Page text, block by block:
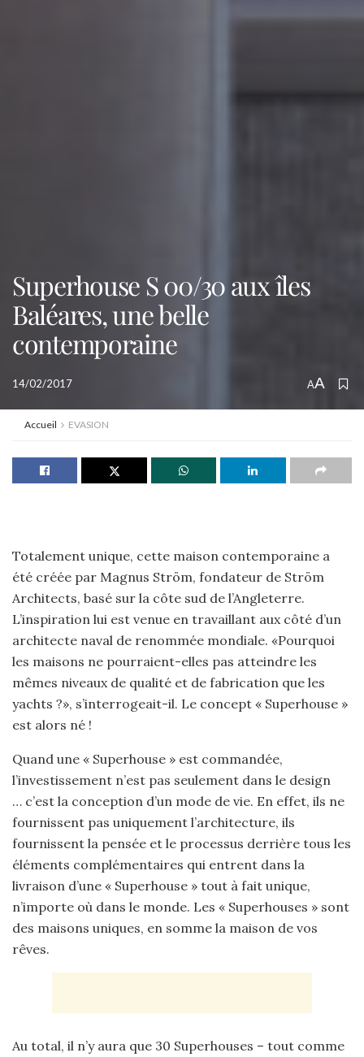
Superhouse S 00/30 aux îles
Baléares, une belle
contemporaine
14/02/2017 AA
Accueil EVASION
Totalement unique, cette maison contemporaine a
été créée par Magnus Ström, fondateur de Ström
Architects, basé sur la côte sud de l’Angleterre.
L’inspiration lui est venue en travaillant aux côté d’un
architecte naval de renommée mondiale. «Pourquoi
les maisons ne pourraient-elles pas atteindre les
mêmes niveaux de qualité et de fabrication que les
yachts ?», s’interrogeait-il. Le concept « Superhouse »
est alors né !
Quand une « Superhouse » est commandée,
l’investissement n’est pas seulement dans le design
… c’est la conception d’un mode de vie. En effet, ils ne
fournissent pas uniquement l’architecture, ils
fournissent la pensée et le processus derrière tous les
éléments complémentaires qui entrent dans la
livraison d’une « Superhouse » tout à fait unique,
n’importe où dans le monde. Les « Superhouses » sont
des maisons uniques, en somme la maison de vos
rêves.
Au total, il n’y aura que 30 Superhouses – tout comme